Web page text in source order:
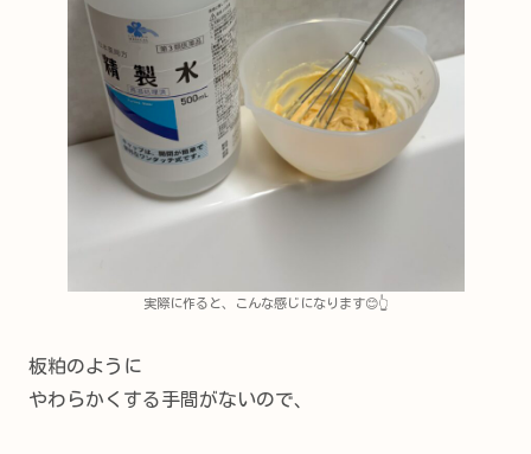
実際に作ると、こんな感じになります😊👆
板粕のように
やわらかくする手間がないので、